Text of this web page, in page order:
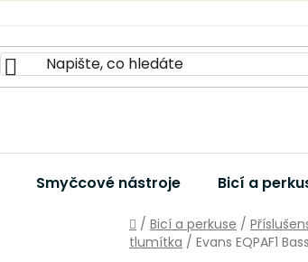
Smyčcové nástroje Bicí a
Domů
/ Bicí a perkuse /
tlumítka / Evans EQPAF1